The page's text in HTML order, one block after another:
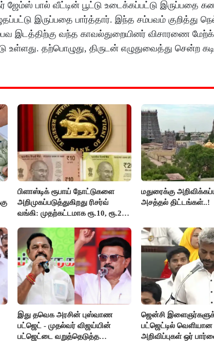
ஜேம்ஸ் பால் வீட்டின் பூட்டு உடைக்கப்பட்டு இருப்பதை
இருப்பதை பார்த்தார். இந்த சம்பவம் குறித்து
இடத்திற்கு வந்த காவல்துறையினர் விசாரணை
உள்ளது. தற்பொழுது, திருடன் எழுதுவைத்து சென்ற
பிளாஸ்டிக் ரூபாய் நோட்டுகளை
அறிமுகப்படுத்துகிறது ரிசர்வ்
வங்கி: முதற்கட்டமாக ரூ.10, ரூ.20
மதுரைக்கு
அசத்தல் திட்டங்கள்..!
இது தவெக அரசின் புஸ்வாண
பட்ஜெட் - முதல்வர் விஜய்யின்
பட்ஜெட்டை வறுத்தெடுத்த
ஜென்சி
பட்ஜெட்டில்
அறிவிப்புகள் ஒர்